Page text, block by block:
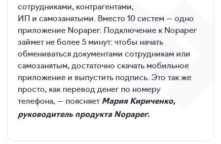
сотрудниками, контрагентами,
ИП и самозанятыми. Вместо 10 систем — одно
приложение Nopaper. Подключение к Nopaper
займет не более 5 минут: чтобы начать
обмениваться документами сотрудникам или
самозанятым, достаточно скачать мобильное
приложение и выпустить подпись. Это так же
просто, как перевод денег по номеру
телефона, — поясняет Мария Кириченко,
руководитель продукта Nopaper.